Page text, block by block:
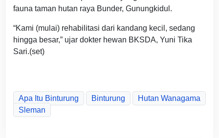
fauna taman hutan raya Bunder, Gunungkidul.
“Kami (mulai) rehabilitasi dari kandang kecil, sedang
hingga besar,” ujar dokter hewan BKSDA, Yuni Tika
Sari.(set)
Apa Itu Binturung Binturung
Hutan Wanagama
Sleman